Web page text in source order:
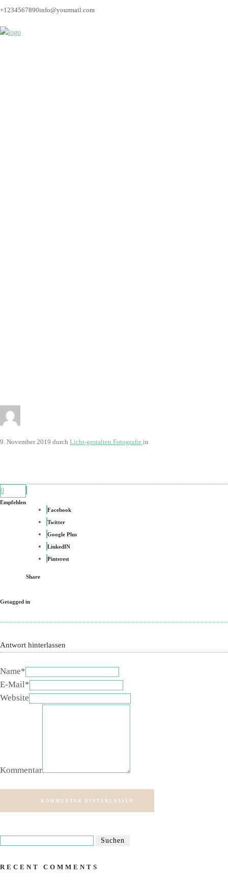
+1234567890info@yourmail.com
9. November 2019 durch Licht-gestalten Fotografie in
0
Empfehlen
Facebook
Twitter
Google Plus
LinkedIN
Pinterest
Share
Getagged in
Antwort hinterlassen
Name*
E-Mail*
Website
Kommentar
KOMMENTAR HINTERLASSEN
RECENT COMMENTS